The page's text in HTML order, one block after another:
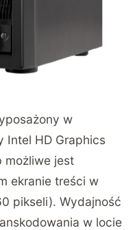
w
Intel HD Graphics
możliwe jest
ekranie treści w
pikseli). Wydajność
w locie